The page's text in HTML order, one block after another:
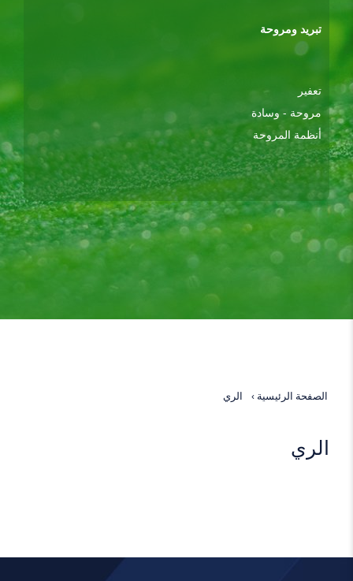
تبريد ومروحة
تعفير
مروحة - وسادة
أنظمة المروحة
الصفحة الرئيسية الري
الري